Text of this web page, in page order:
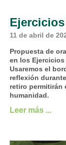
11 de abril de
Propuesta de
en los
Usaremos el
reflexión
retiro permitirán
humanidad.
Leer más ...